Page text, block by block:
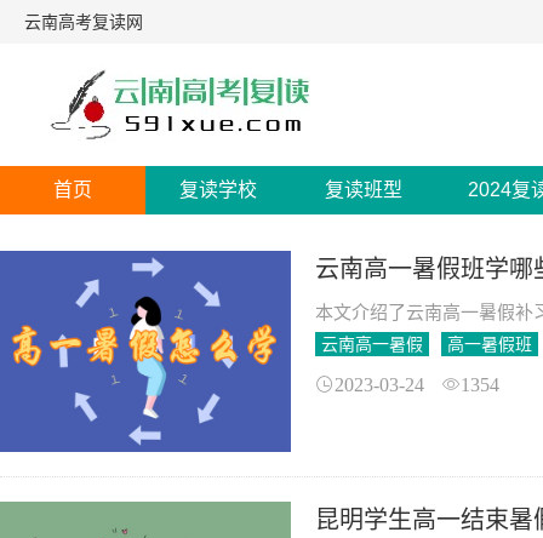
云南高考复读网
首页 复读学校 复读班型 2024复
云南高一暑假班学哪
本文介绍了云南高一暑假补
云南高一暑假 高一暑假班
2023-03-24 1354
昆明学生高一结束暑